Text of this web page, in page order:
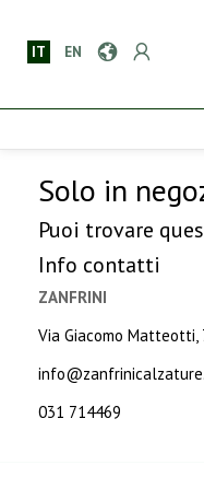
IT EN
Solo in
Puoi trovare
Info contatti
ZANFRINI
Via Giacomo Matteotti,
031 714469